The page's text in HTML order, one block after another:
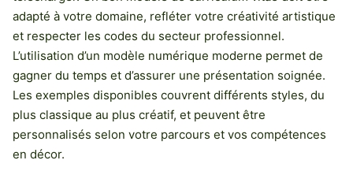
adapté à votre domaine, refléter votre créativité artistique
et respecter les codes du secteur professionnel.
L’utilisation d’un modèle numérique moderne permet de
gagner du temps et d’assurer une présentation soignée.
Les exemples disponibles couvrent différents styles, du
plus classique au plus créatif, et peuvent être
personnalisés selon votre parcours et vos compétences
en décor.